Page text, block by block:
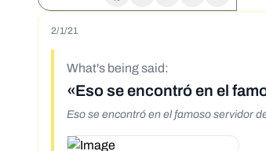
2/1/21
What's being said:
«Eso se encontró en el
Eso se encontró en el famoso servidor